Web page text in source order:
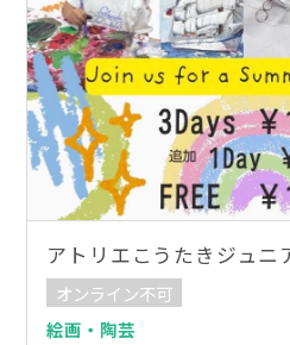
アトリエこうたきジュニ
オンライン不可
絵画・陶芸